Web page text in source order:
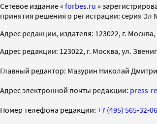
Cетевое издание « forbes.ru »
принятия решения о регистрации: серия Эл
Адрес редакции, издателя: 123022, г.
Адрес редакции: 123022, г. Москва, ул.
Главный редактор: Мазурин Николай
Адрес электронной почты редакции: press-
Номер телефона редакции: +7 (495) 565-32-06